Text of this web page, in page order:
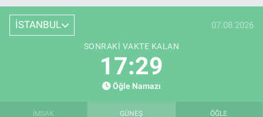
İSTANBUL 07.08.2026
SONRAKI VAKTE KALAN
17:28
Öğle Namazı
İMSAK GÜNEŞ ÖĞLE